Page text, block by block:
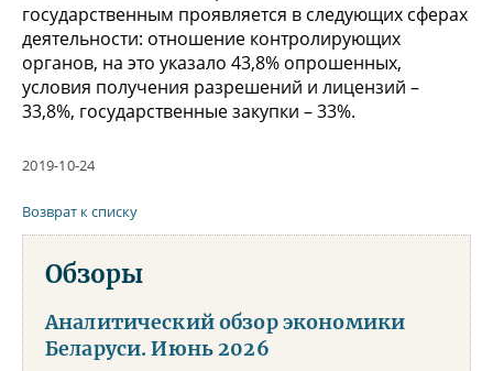
государственным проявляется в следующих сферах
деятельности: отношение контролирующих
органов, на это указало 43,8% опрошенных,
условия получения разрешений и лицензий –
33,8%, государственные закупки – 33%.
2019-10-24
Возврат к списку
Обзоры
Аналитический обзор экономики
Беларуси. Июнь 2026